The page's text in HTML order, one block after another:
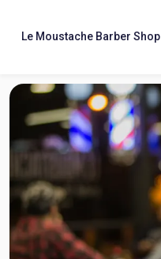
Le Moustache Barber Shop